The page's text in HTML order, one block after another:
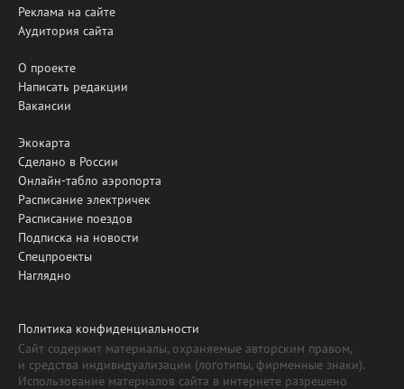
Реклама на сайте
Аудитория сайта
О проекте
Написать редакции
Вакансии
Экокарта
Сделано в России
Онлайн-табло аэропорта
Расписание электричек
Расписание поездов
Подписка на новости
Спецпроекты
Наглядно
Политика конфиденциальности
Сайт содержит материалы, охраняемые авторским правом,
и средства индивидуализации (логотипы, фирменные знаки).
Использование материалов сайта в интернете разрешено